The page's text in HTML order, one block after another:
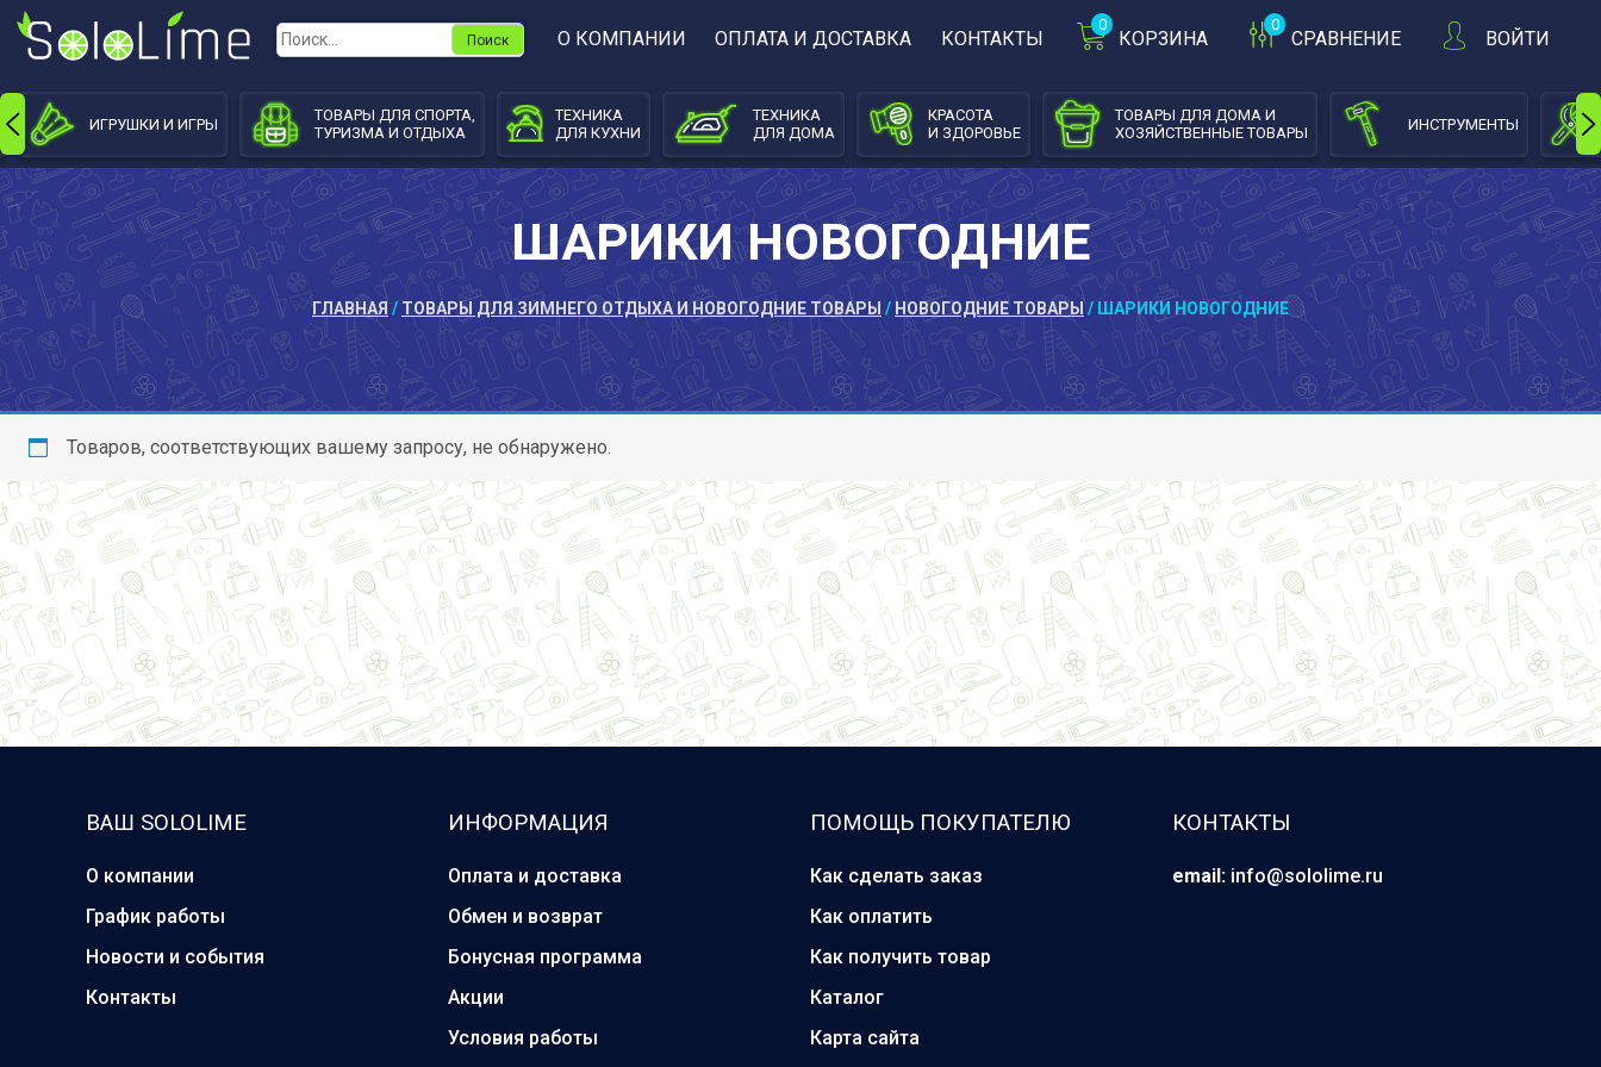
Skip
Найти: О КОМПАНИИ ОПЛАТА И ДОСТАВКА КОНТАКТЫ
0
КОРЗИНА
0
СРАВНЕНИЕ ВОЙТИ
ИГРУШКИ И ИГРЫ
ТОВАРЫ ДЛЯ СПОРТА,
ТУРИЗМА И ОТДЫХА
ТЕХНИКА
ДЛЯ КУХНИ
ТЕХНИКА
ДЛЯ ДОМА
КРАСОТА
И ЗДОРОВЬЕ
ТОВАРЫ ДЛЯ ДОМА И
ХОЗЯЙСТВЕННЫЕ ТОВАРЫ
ИНСТРУМЕНТЫ
ШАРИКИ НОВОГОДНИЕ
ГЛАВНАЯ / ТОВАРЫ ДЛЯ ЗИМНЕГО ОТДЫХА И НОВОГОДНИЕ ТОВАРЫ / НОВОГОДНИЕ ТОВАРЫ / ШАРИКИ НОВОГОДНИЕ
Товаров, соответствующих вашему запросу, не обнаружено.
ВАШ SOLOLIME
О компании
График работы
Новости и события
Контакты
ИНФОРМАЦИЯ
Оплата и доставка
Обмен и возврат
Бонусная программа
Акции
Условия работы
ПОМОЩЬ ПОКУПАТЕЛЮ
Как сделать заказ
Как оплатить
Как получить товар
Каталог
Карта сайта
КОНТАКТЫ
email: info@sololime.ru